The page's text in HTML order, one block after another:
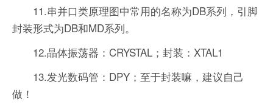
11.串并口类原理图中常用的名称为DB系列，引脚
封装形式为DB和MD系列。
12.晶体振荡器：CRYSTAL；封装：XTAL1
13.发光数码管：DPY；至于封装嘛，建议自己
做！